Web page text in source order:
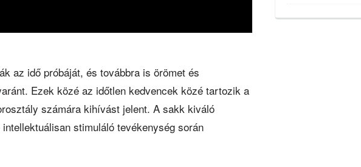
az idő próbáját, és továbbra is örömet és
Ezek közé az időtlen kedvencek közé tartozik a
számára kihívást jelent. A sakk kiváló
stimuláló tevékenység során